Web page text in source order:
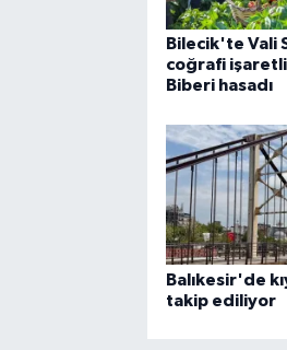
Bilecik'te Vali
coğrafi
Biberi hasadı
Balıkesir'de
takip ediliyor